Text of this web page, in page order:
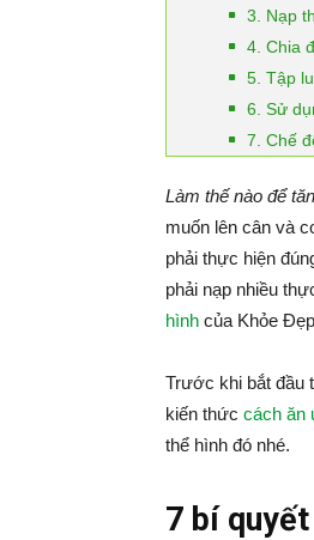
3. Nạp
4. Chia
5. Tập
6. Sử
7. Chế
Làm thế nào để
muốn lên cân và
phải thực hiện
phải nạp nhiều
hình của Khỏe
Trước khi bắt đầu
kiến thức cách ăn
thể hình đó nhé.
7 bí